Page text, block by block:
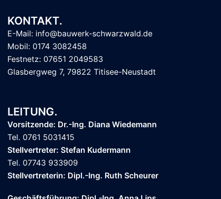
KONTAKT.
E-Mail: info@bauwerk-schwarzwald.de
Mobil: 0174 3082458
Festnetz: 07651 2049583
Glasbergweg 7, 79822 Titisee-Neustadt
LEITUNG.
Vorsitzende: Dr.-Ing. Diana Wiedemann
Tel. 0761 5031415
Stellvertreter: Stefan Kudermann
Tel. 07743 933909
Stellvertreterin: Dipl.-Ing. Ruth Scheurer